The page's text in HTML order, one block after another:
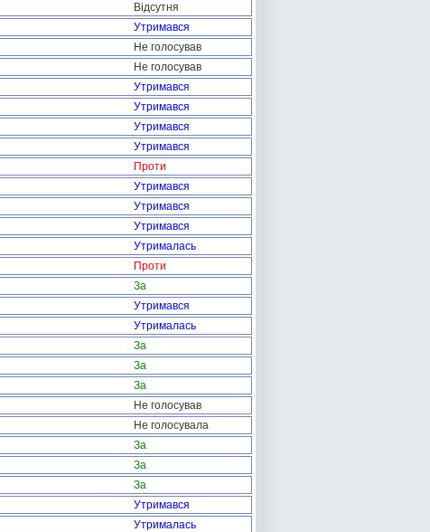
Відсутня
Утримався
Не голосував
Не голосував
Утримався
Утримався
Утримався
Утримався
Проти
Утримався
Утримався
Утримався
Утрималась
Проти
За
Утримався
Утрималась
За
За
За
Не голосував
Не голосувала
За
За
За
Утримався
Утрималась